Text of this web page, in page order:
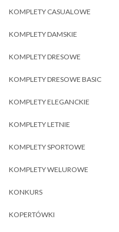
KOMPLETY CASUALOWE
KOMPLETY DAMSKIE
KOMPLETY DRESOWE
KOMPLETY DRESOWE BASIC
KOMPLETY ELEGANCKIE
KOMPLETY LETNIE
KOMPLETY SPORTOWE
KOMPLETY WELUROWE
KONKURS
KOPERTÓWKI